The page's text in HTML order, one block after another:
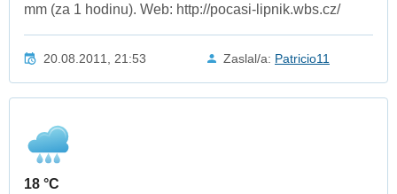
mm (za 1 hodinu). Web: http://pocasi-lipnik.wbs.cz/
20.08.2011, 21:53 Zaslal/a: Patricio11
18 °C